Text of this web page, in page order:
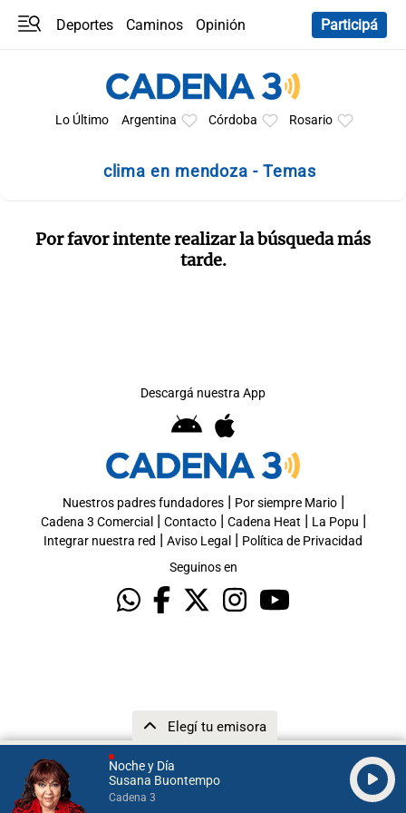
Noche y Día
Susana Buontempo
Cadena 3
Elegí tu emisora
Deportes Caminos
Opinión
Participá
Lo Último Argentina Córdoba Rosario
clima en mendoza - Temas
Por favor intente realizar la búsqueda más
tarde.
Descargá nuestra App
Nuestros padres fundadores| Por siempre Mario|
Cadena 3 Comercial | Contacto| Cadena Heat | La Popu |
Integrar nuestra red | Aviso Legal | Política de Privacidad
Seguinos en